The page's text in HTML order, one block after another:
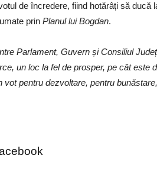
de încredere, fiind hotărâți să ducă
prin Planul lui Bogdan.
Parlament, Guvern și Consiliul
un loc la fel de prosper, pe cât este
vot pentru dezvoltare, pentru